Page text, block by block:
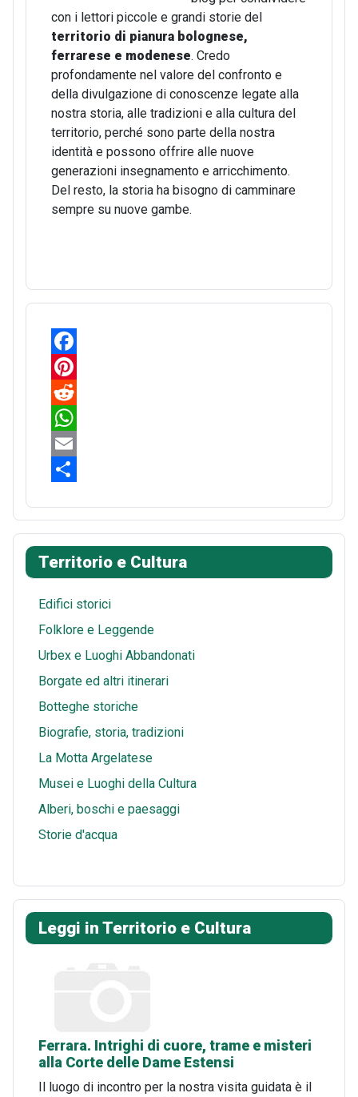
con i lettori piccole e grandi storie del
territorio di pianura bolognese,
ferrarese e modenese. Credo
profondamente nel valore del confronto e
della divulgazione di conoscenze legate alla
nostra storia, alle tradizioni e alla cultura del
territorio, perché sono parte della nostra
identità e possono offrire alle nuove
generazioni insegnamento e arricchimento.
Del resto, la storia ha bisogno di camminare
sempre su nuove gambe.
F
a
c
e
b
o
k
P
n
r
e
s
t
R
e
d
i
t
W
h
t
s
A
p
p
E
a
i
l
h
a
r
e
Territorio e Cultura
Edifici storici
Folklore e Leggende
Urbex e Luoghi Abbandonati
Borgate ed altri itinerari
Botteghe storiche
Biografie, storia, tradizioni
La Motta Argelatese
Musei e Luoghi della Cultura
Alberi, boschi e paesaggi
Storie d'acqua
Leggi in Territorio e Cultura
Ferrara. Intrighi di cuore, trame e misteri
alla Corte delle Dame Estensi
Il luogo di incontro per la nostra visita guidata è il